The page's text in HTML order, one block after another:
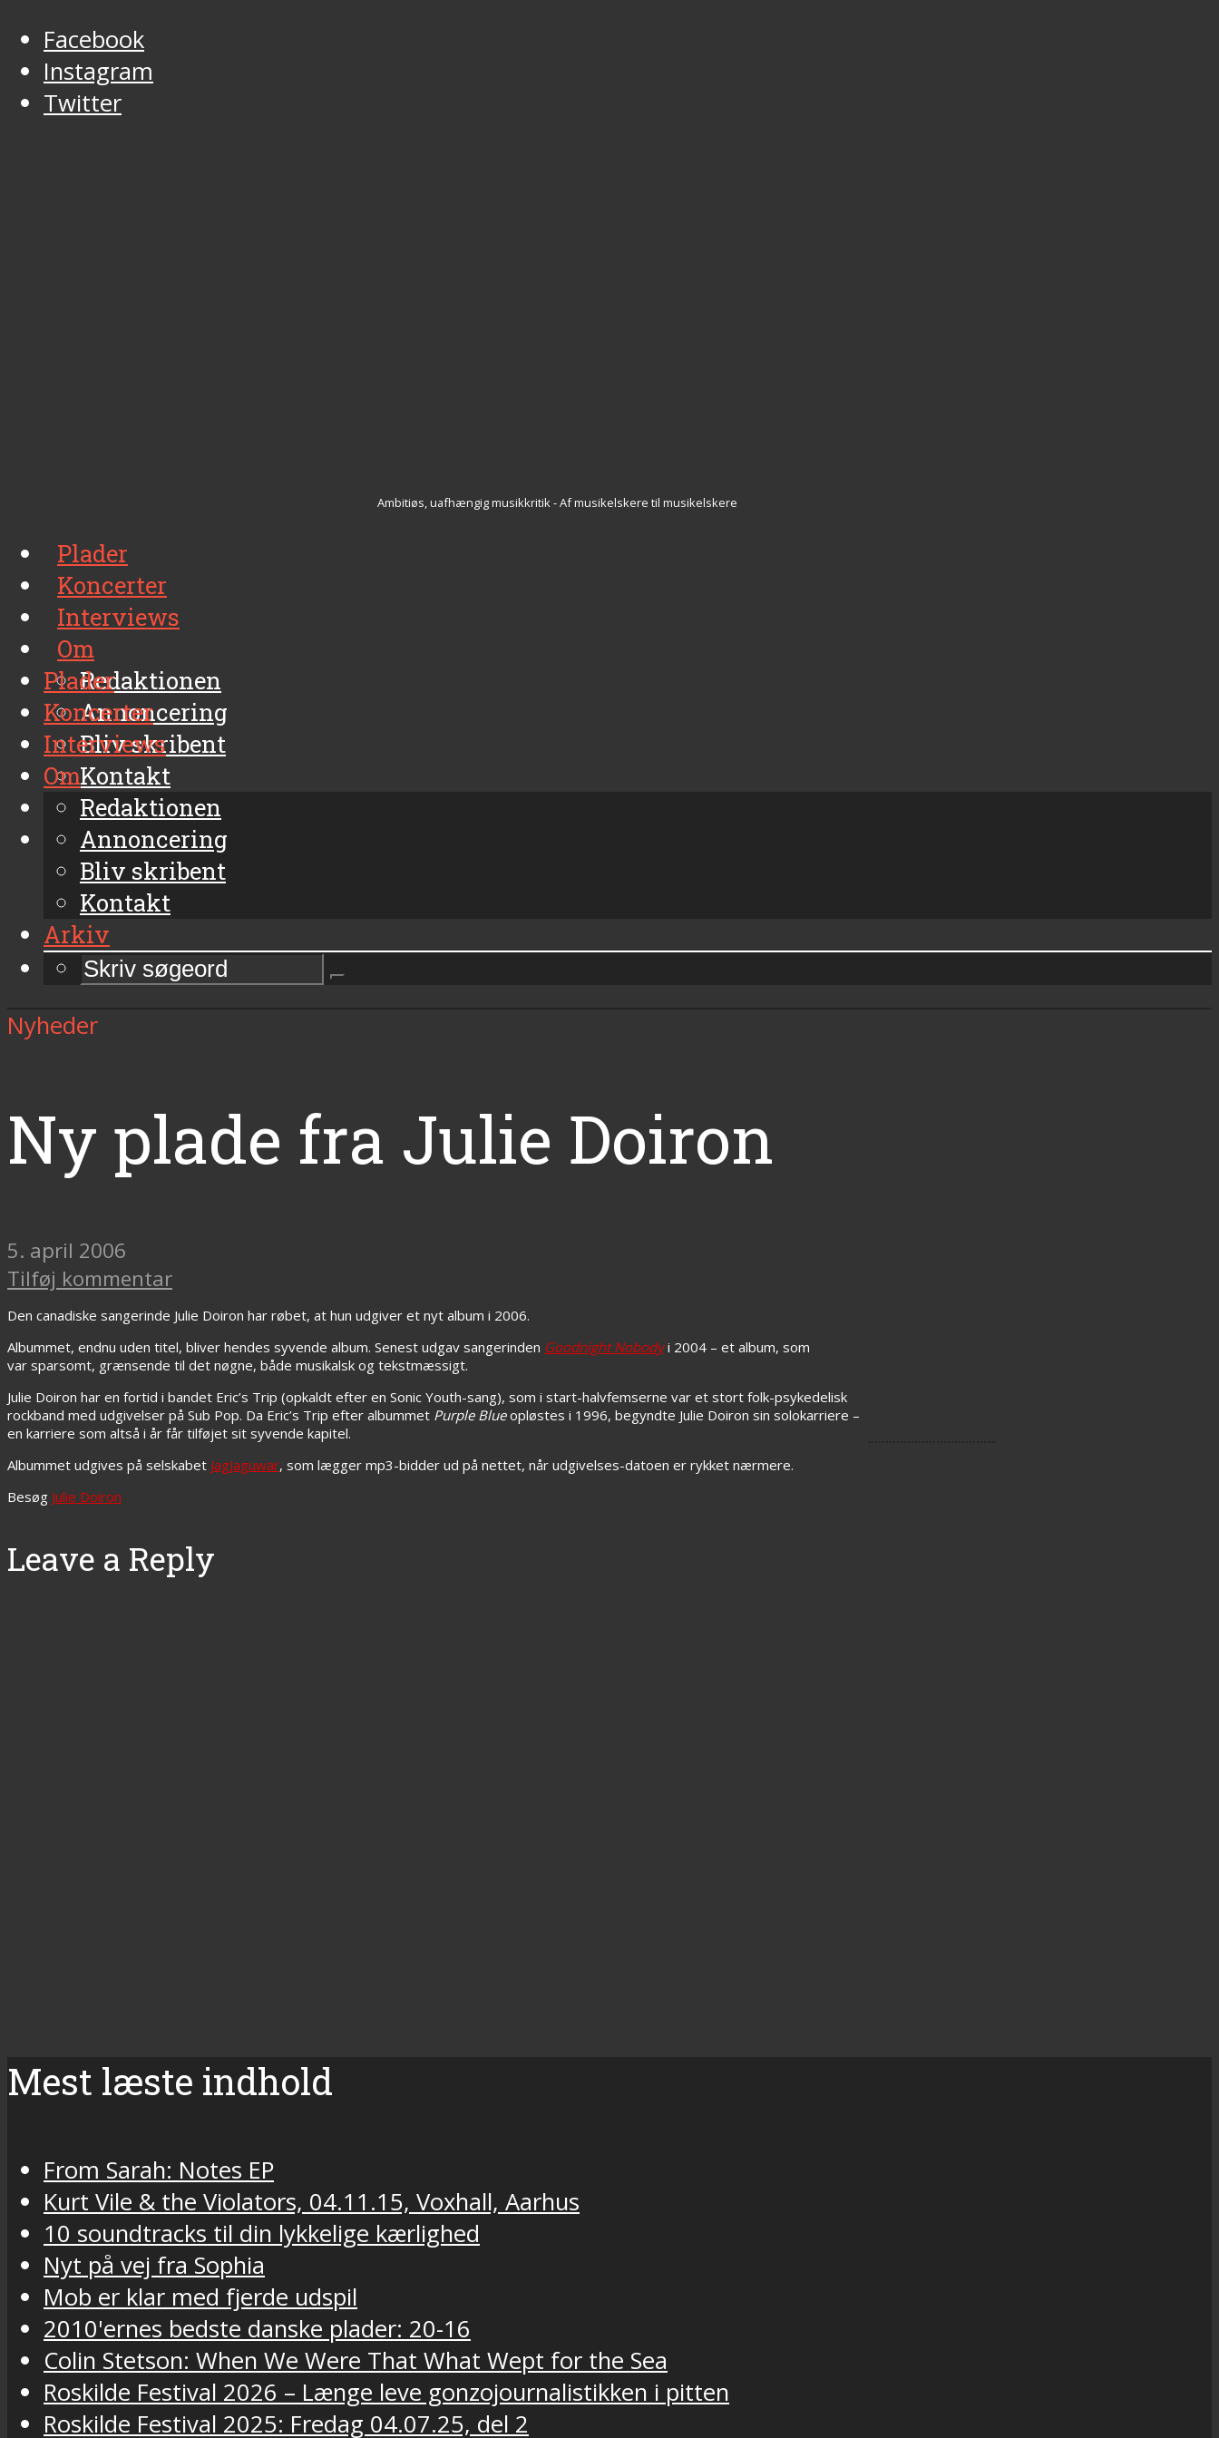
Facebook
Instagram
Twitter
Ambitiøs, uafhængig musikkritik - Af musikelskere til musikelskere
Plader
Koncerter
Interviews
Om
Redaktionen
Annoncering
Bliv skribent
Kontakt
Arkiv
Plader
Koncerter
Interviews
Om
Redaktionen
Annoncering
Bliv skribent
Kontakt
Arkiv
Nyheder
Ny plade fra Julie Doiron
5. april 2006
Tilføj kommentar
Den canadiske sangerinde Julie Doiron har røbet, at hun udgiver et nyt album i 2006.
Albummet, endnu uden titel, bliver hendes syvende album. Senest udgav sangerinden Goodnight Nobodyi 2004 – et album, som
var sparsomt, grænsende til det nøgne, både musikalsk og tekstmæssigt.
Julie Doiron har en fortid i bandet Eric’s Trip (opkaldt efter en Sonic Youth-sang), som i start-halvfemserne var et stort folk-psykedelisk
rockband med udgivelser på Sub Pop. Da Eric’s Trip efter albummet Purple Blueopløstes i 1996, begyndte Julie Doiron sin solokarriere –
en karriere som altså i år får tilføjet sit syvende kapitel.
Albummet udgives på selskabet JagJaguwar, som lægger mp3-bidder ud på nettet, når udgivelses-datoen er rykket nærmere.
Besøg Julie Doiron
Leave a Reply
Mest læste indhold
From Sarah: Notes EP
Kurt Vile & the Violators, 04.11.15, Voxhall, Aarhus
10 soundtracks til din lykkelige kærlighed
Nyt på vej fra Sophia
Mob er klar med fjerde udspil
2010'ernes bedste danske plader: 20-16
Colin Stetson: When We Were That What Wept for the Sea
Roskilde Festival 2026 – Længe leve gonzojournalistikken i pitten
Roskilde Festival 2025: Fredag 04.07.25, del 2